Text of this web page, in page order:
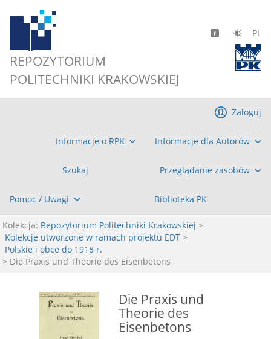
REPOZYTORIUM
POLITECHNIKI KRAKOWSKIEJ
PL
Informacje o RPK Informacje dla Autorów
Szukaj Przeglądanie zasobów
Pomoc / Uwagi Biblioteka PK
Zaloguj
Kolekcja: Repozytorium Politechniki Krakowskiej >
Kolekcje utworzone w ramach projektu EDT >
Polskie i obce do 1918 r.
> Die Praxis und Theorie des Eisenbetons
Die Praxis und
Theorie des
Eisenbetons